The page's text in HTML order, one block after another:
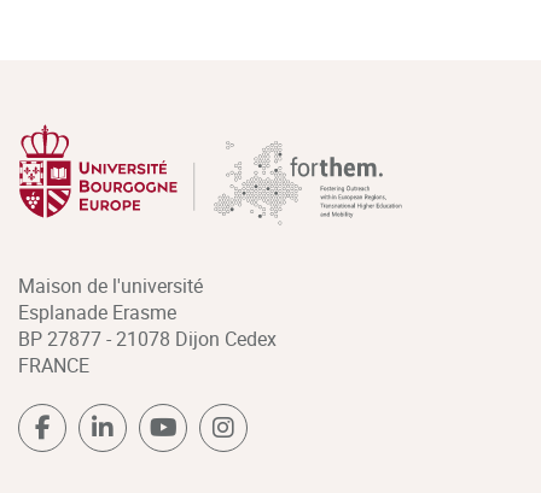
Maison de l'université
Esplanade Erasme
BP 27877 - 21078 Dijon Cedex
FRANCE